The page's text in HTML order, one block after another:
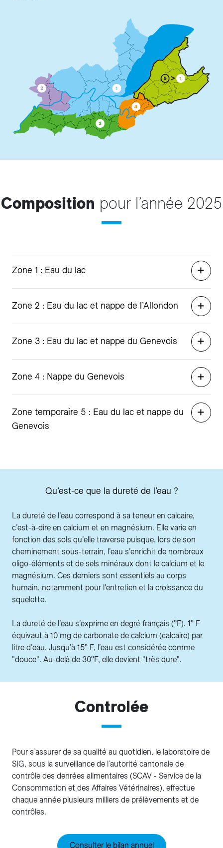
Composition pour l’année 2025
Zone 1 : Eau du lac
Zone 2 : Eau du lac et nappe de l’Allondon
Zone 3 : Eau du lac et nappe du Genevois
Zone 4 : Nappe du Genevois
Zone temporaire 5 : Eau du lac et nappe du
Genevois
Qu’est-ce que la dureté de l’eau ?
La dureté de l’eau correspond à sa teneur en calcaire,
c’est-à-dire en calcium et en magnésium. Elle varie en
fonction des sols qu’elle traverse puisque, lors de son
cheminement sous-terrain, l’eau s’enrichit de nombreux
oligo-éléments et de sels minéraux dont le calcium et le
magnésium. Ces derniers sont essentiels au corps
humain, notamment pour l'entretien et la croissance du
squelette.
La dureté de l’eau s’exprime en degré français (°F). 1° F
équivaut à 10 mg de carbonate de calcium (calcaire) par
litre d’eau. Jusqu’à 15° F, l’eau est considérée comme
"douce". Au-delà de 30°F, elle devient "très dure".
Controlée
Pour s’assurer de sa qualité au quotidien, le laboratoire de
SIG, sous la surveillance de l’autorité cantonale de
contrôle des denrées alimentaires (SCAV - Service de la
Consommation et des Affaires Vétérinaires), effectue
chaque année plusieurs milliers de prélèvements et de
contrôles.
Consulter le bilan annuel